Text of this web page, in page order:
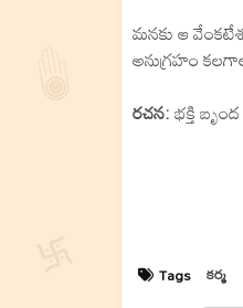
మనకు ఆ
అనుగ్రహం
రచన:భక్తి బృంద
Tags కర్మ